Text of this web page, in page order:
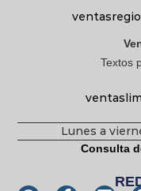
Textos
Lunes a
Consulta